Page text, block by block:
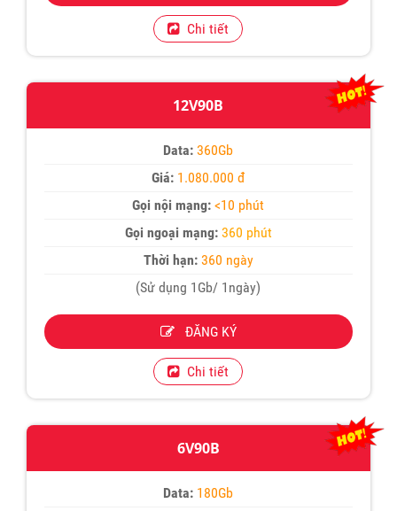
Chi tiết
12V90B
Data: 360Gb
Giá: 1.080.000 đ
Gọi nội mạng: <10 phút
Gọi ngoại mạng: 360 phút
Thời hạn:360 ngày
(Sử dụng 1Gb/ 1ngày)
ĐĂNG KÝ
Chi tiết
6V90B
Data: 180Gb